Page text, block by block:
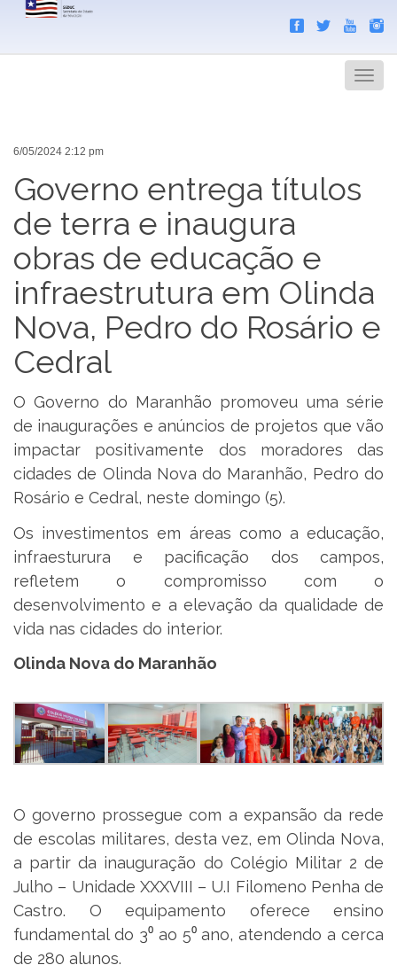
Menu
6/05/2024 2:12 pm
Governo entrega títulos
de terra e inaugura
obras de educação e
infraestrutura em Olinda
Nova, Pedro do Rosário e
Cedral
O Governo do Maranhão promoveu uma série
de inaugurações e anúncios de projetos que vão
impactar positivamente dos moradores das
cidades de Olinda Nova do Maranhão, Pedro do
Rosário e Cedral, neste domingo (5).
Os investimentos em áreas como a educação,
infraesturura e pacificação dos campos,
refletem o compromisso com o
desenvolvimento e a elevação da qualidade de
vida nas cidades do interior.
Olinda Nova do Maranhão
O governo prossegue com a expansão da rede
de escolas militares, desta vez, em Olinda Nova,
a partir da inauguração do Colégio Militar 2 de
Julho – Unidade XXXVIII – U.I Filomeno Penha de
Castro. O equipamento oferece ensino
fundamental do 3⁰ ao 5⁰ ano, atendendo a cerca
de 280 alunos.